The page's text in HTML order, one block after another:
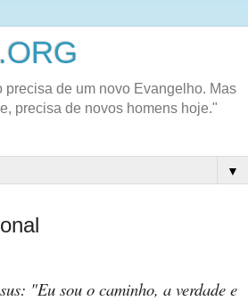
precisa de um novo Evangelho. Mas
precisa de novos homens hoje."
▼
"Eu sou o caminho, a verdade e